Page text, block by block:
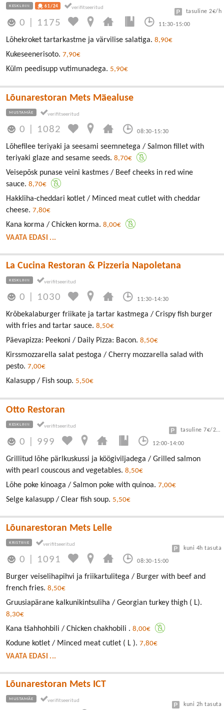
KESKLINN 61/24
0 1175 11:30-15:00
tasuline 2€/h
Lõhekroket tartarkastme ja värvilise salatiga. 8,90€
Kukeseenerisoto. 7,90€
Külm peedisupp vutimunadega. 5,90€
Lõunarestoran Mets Mäealuse
MUSTAMÄE
0 1082 08:30-15:30
Lõhefilee teriyaki ja seesami seemnetega / Salmon fillet with
teriyaki glaze and sesame seeds. 8,70€
Veisepõsk punase veini kastmes / Beef cheeks in red wine
sauce. 8,70€
Hakkliha-cheddari kotlet / Minced meat cutlet with cheddar
cheese. 7,80€
Kana korma / Chicken korma. 8,00€
VAATA EDASI ...
La Cucina Restoran & Pizzeria Napoletana
KESKLINN
0 1030 11:30-14:30
Krõbekalaburger friikate ja tartar kastmega / Crispy fish burger
with fries and tartar sauce. 8,50€
Päevapizza: Peekoni / Daily Pizza: Bacon. 8,50€
Kirssmozzarella salat pestoga / Cherry mozzarella salad with
pesto. 7,00€
Kalasupp / Fish soup. 5,50€
Otto Restoran
KESKLINN
0 999 12:00-14:00
tasuline 7€/24h
Grillitud lõhe pärlkuskussi ja köögiviljadega / Grilled salmon
with pearl couscous and vegetables. 8,50€
Lõhe poke kinoaga / Salmon poke with quinoa. 7,00€
Selge kalasupp / Clear fish soup. 5,50€
Lõunarestoran Mets Lelle
KRISTIINE
0 1091 08:30-15:00
kuni 4h tasuta
Burger veiselihapihvi ja friikartulitega / Burger with beef and
french fries. 8,50€
Gruusiapärane kalkunikintsuliha / Georgian turkey thigh ( L).
8,30€
Kana tšahhohbili / Chicken chakhobili . 8,00€
Kodune kotlet / Minced meat cutlet ( L ). 7,80€
VAATA EDASI ...
Lõunarestoran Mets ICT
MUSTAMÄE
kuni 2h tasuta